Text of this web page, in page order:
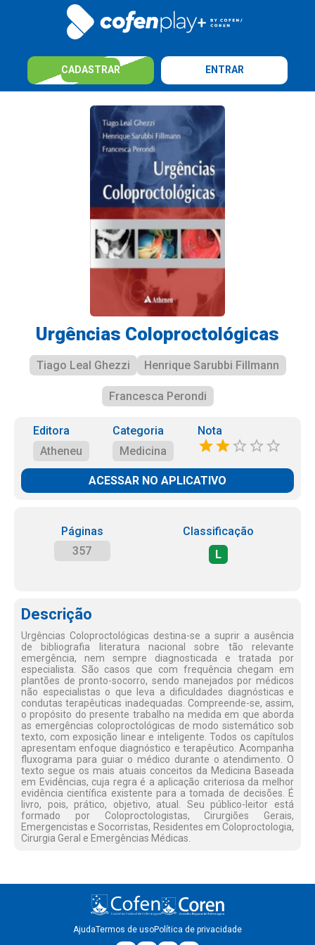
CADASTRAR ENTRAR
Urgências Coloproctológicas
Tiago Leal Ghezzi Henrique Sarubbi Fillmann
Francesca Perondi
Editora
Atheneu
Categoria
Medicina
Nota
ACESSAR NO APLICATIVO
Páginas
357
Classificação
L
Descrição
Urgências Coloproctológicas destina-se a suprir a ausência
de bibliografia literatura nacional sobre tão relevante
emergência, nem sempre diagnosticada e tratada por
especialista. São casos que com frequência chegam em
plantões de pronto-socorro, sendo manejados por médicos
não especialistas o que leva a dificuldades diagnósticas e
condutas terapêuticas inadequadas. Compreende-se, assim,
o propósito do presente trabalho na medida em que aborda
as emergências coloproctológicas de modo sistemático sob
texto, com exposição linear e inteligente. Todos os capítulos
apresentam enfoque diagnóstico e terapêutico. Acompanha
fluxograma para guiar o médico durante o atendimento. O
texto segue os mais atuais conceitos da Medicina Baseada
em Evidências, cuja regra é a aplicação criteriosa da melhor
evidência científica existente para a tomada de decisões. É
livro, pois, prático, objetivo, atual. Seu público-leitor está
formado por Coloproctologistas, Cirurgiões Gerais,
Emergencistas e Socorristas, Residentes em Coloproctologia,
Cirurgia Geral e Emergências Médicas.
AjudaTermos de usoPolítica de privacidade